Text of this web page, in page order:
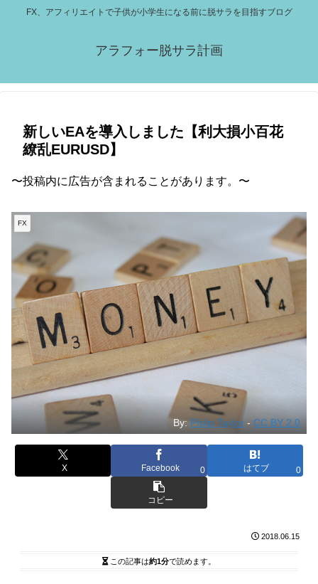
FX、アフィリエイトで子供が小学生になる前に脱サラを目指すブログ
アラフォー脱サラ計画
新しいEAを導入しました【利大損小百花
繚乱EURUSD】
〜投稿内に広告が含まれることがあります。〜
FX
By: Philip Taylor -CC BY 2.0
X Facebook 0 はてブ 0
コピー
2018.06.15
この記事は約1分で読めます。